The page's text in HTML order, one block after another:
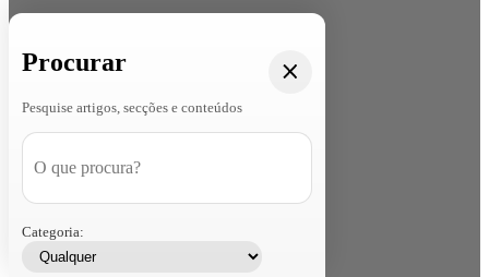
Procurar
Pesquise artigos, secções e conteúdos
Categoria: